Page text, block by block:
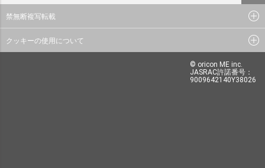
禁無断複写転載
クッキーの使用について
© oricon ME inc.
JASRAC許諾番号：
9009642140Y38026